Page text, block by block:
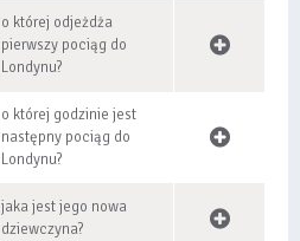
o której odjeżdża
pierwszy pociąg do
Londynu?
o której godzinie jest
następny pociąg do
Londynu?
jaka jest jego nowa
dziewczyna?